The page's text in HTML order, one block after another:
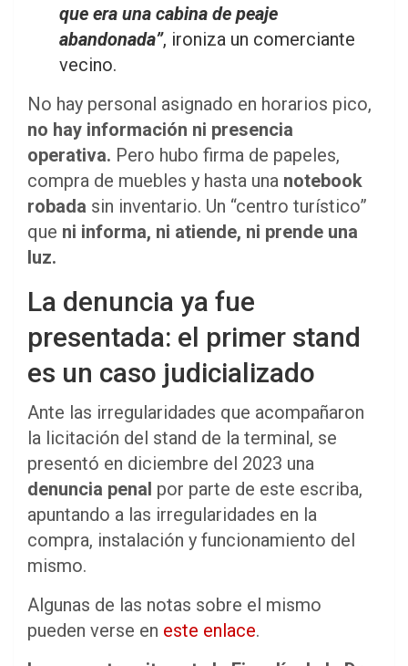
que era una cabina de peaje
abandonada”, ironiza un comerciante
vecino.
No hay personal asignado en horarios pico,
no hay información ni presencia
operativa. Pero hubo firma de papeles,
compra de muebles y hasta una notebook
robada sin inventario. Un “centro turístico”
que ni informa, ni atiende, ni prende una
luz.
La denuncia ya fue
presentada: el primer stand
es un caso judicializado
Ante las irregularidades que acompañaron
la licitación del stand de la terminal, se
presentó en diciembre del 2023 una
denuncia penal por parte de este escriba,
apuntando a las irregularidades en la
compra, instalación y funcionamiento del
mismo.
Algunas de las notas sobre el mismo
pueden verse en este enlace.